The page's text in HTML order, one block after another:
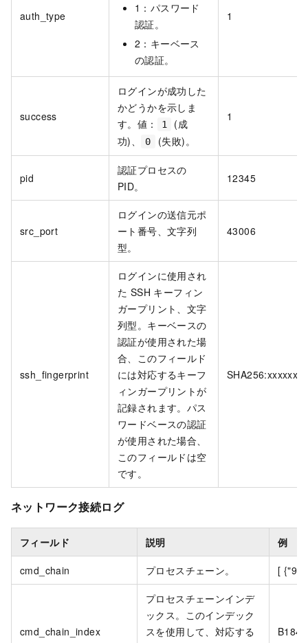
auth_type
1：パスワード
認証。
2：キーベース
の認証。
1
success
ログインが成功した
かどうかを示しま
す。値：
1
(成
功)、
0 (失敗)。
1
pid
認証プロセスの
PID。
12345
src_port
ログインの送信元ポ
ート番号、文字列
型。
43006
ssh_fingerprint
ログインに使用され
た SSH キーフィン
ガープリント、文字
列型。キーベースの
認証が使用された場
合、このフィールド
には対応するキーフ
ィンガープリントが
記録されます。パス
ワードベースの認証
が使用された場合、
このフィールドは空
です。
ネットワーク接続ログ
フィールド 説明 例
cmd_chain プロセスチェーン。 [
cmd_chain_index
プロセスチェーンインデ
ックス。このインデック
スを使用して、対応する
B184